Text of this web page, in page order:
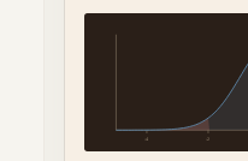
-4 -2